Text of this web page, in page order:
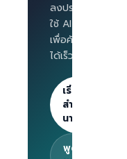
ลงประกาศงาน และ
ใช้ AI Interview
เพื่อคัดกรองผู้สมัคร
ได้เร็วขึ้น
เริ่มต้น
สำหรับ
นายจ้าง
พูดคุยกับทีม